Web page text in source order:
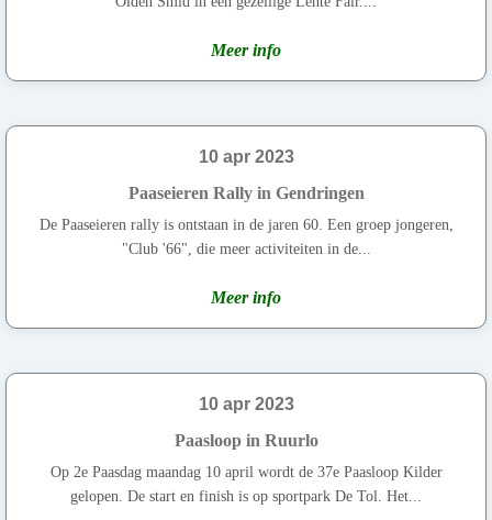
Meer info
10 apr 2023
Paaseieren Rally in Gendringen
De Paaseieren rally is ontstaan in de jaren 60. Een groep jongeren,
"Club '66", die meer activiteiten in de...
Meer info
10 apr 2023
Paasloop in Ruurlo
Op 2e Paasdag maandag 10 april wordt de 37e Paasloop Kilder
gelopen. De start en finish is op sportpark De Tol. Het...